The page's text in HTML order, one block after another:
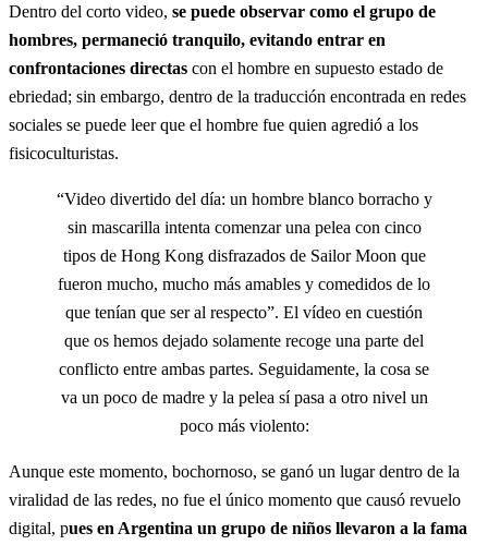
Dentro del corto video, se puede observar como el grupo de
hombres, permaneció tranquilo, evitando entrar en
confrontaciones directas con el hombre en supuesto estado de
ebriedad; sin embargo, dentro de la traducción encontrada en redes
sociales se puede leer que el hombre fue quien agredió a los
fisicoculturistas.
“Video divertido del día: un hombre blanco borracho y
sin mascarilla intenta comenzar una pelea con cinco
tipos de Hong Kong disfrazados de Sailor Moon que
fueron mucho, mucho más amables y comedidos de lo
que tenían que ser al respecto”. El vídeo en cuestión
que os hemos dejado solamente recoge una parte del
conflicto entre ambas partes. Seguidamente, la cosa se
va un poco de madre y la pelea sí pasa a otro nivel un
poco más violento:
Aunque este momento, bochornoso, se ganó un lugar dentro de la
viralidad de las redes, no fue el único momento que causó revuelo
digital, pues en Argentina un grupo de niños llevaron a la fama